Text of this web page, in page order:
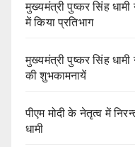
मुख्यमंत्री पुष्कर सिंह धामी
में किया प्रतिभाग
मुख्यमंत्री पुष्कर सिंह
की शुभकामनायें
पीएम मोदी के नेतृत्व में
धामी